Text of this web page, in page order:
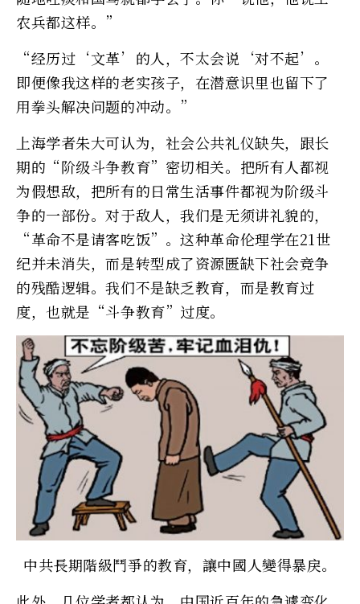
农兵都这样。”
“经历过‘文革’的人，不太会说‘对不起’。
即便像我这样的老实孩子，在潜意识里也留下了
用拳头解决问题的冲动。”
上海学者朱大可认为，社会公共礼仪缺失，跟长
期的“阶级斗争教育”密切相关。把所有人都视
为假想敌，把所有的日常生活事件都视为阶级斗
争的一部份。对于敌人，我们是无须讲礼貌的，
“革命不是请客吃饭”。这种革命伦理学在21世
纪并未消失，而是转型成了资源匮缺下社会竞争
的残酷逻辑。我们不是缺乏教育，而是教育过
度，也就是“斗争教育”过度。
中共長期階級鬥爭的教育，讓中國人變得暴戾。